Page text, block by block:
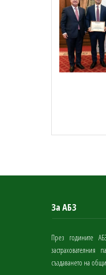
За АБЗ
През годините
създаването на